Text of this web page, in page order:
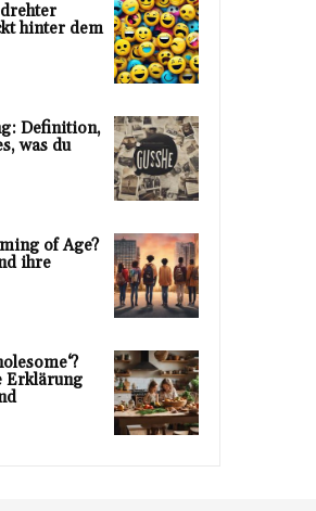
hinter dem
Definition,
was du
of Age?
ihre
Erklärung